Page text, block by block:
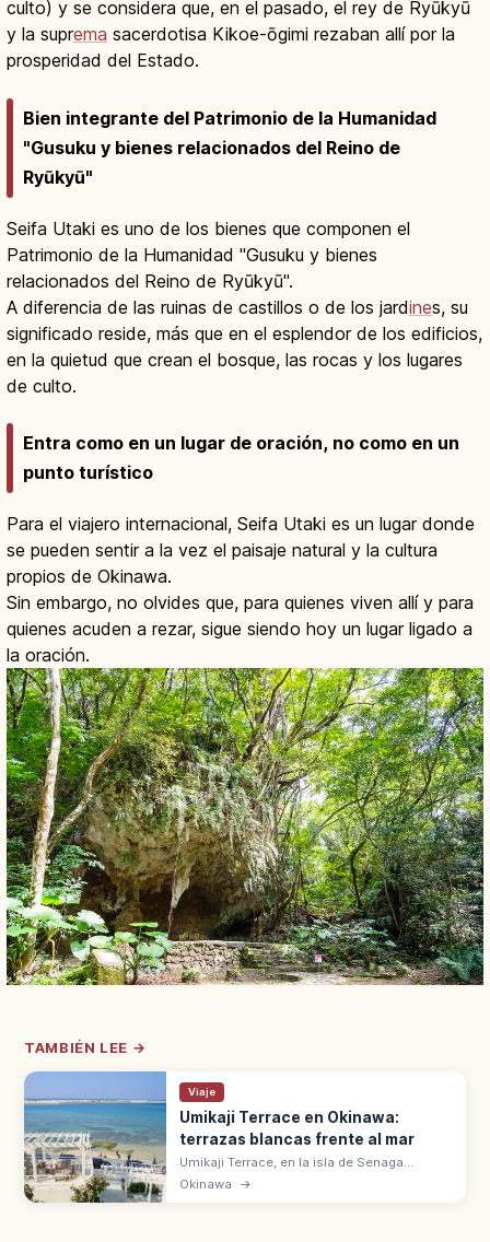
culto) y se considera que, en el pasado, el rey de Ryūkyū
y la suprema sacerdotisa Kikoe-ōgimi rezaban allí por la
prosperidad del Estado.
Bien integrante del Patrimonio de la Humanidad
"Gusuku y bienes relacionados del Reino de
Ryūkyū"
Seifa Utaki es uno de los bienes que componen el
Patrimonio de la Humanidad "Gusuku y bienes
relacionados del Reino de Ryūkyū".
A diferencia de las ruinas de castillos o de los jardines, su
significado reside, más que en el esplendor de los edificios,
en la quietud que crean el bosque, las rocas y los lugares
de culto.
Entra como en un lugar de oración, no como en un
punto turístico
Para el viajero internacional, Seifa Utaki es un lugar donde
se pueden sentir a la vez el paisaje natural y la cultura
propios de Okinawa.
Sin embargo, no olvides que, para quienes viven allí y para
quienes acuden a rezar, sigue siendo hoy un lugar ligado a
la oración.
TAMBIÉN LEE →
Viaje
Umikaji Terrace en Okinawa:
terrazas blancas frente al mar
Umikaji Terrace, en la isla de Senaga
(Okinawa), está a 15 min en coche del
Okinawa →